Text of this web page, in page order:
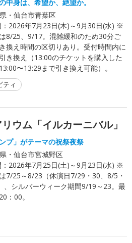
中身は、希望か、絶望か。
・仙台市青葉区
2026年7月23日(木)～9月30日(水) ※
8/25、9/17。混雑緩和のため30分ご
換え時間の区切りあり。受付時間内に
き換え（13:00のチケットを購入した
〜13:29まで引き換え可能）。
ティ
ウム「イルカーニバル」
ンプ」がテーマの祝祭夜祭
・仙台市宮城野区
2026年7月25日(土)～9月23日(水) ※
7/25～8/23（休演日7/29・30、8/5・
、シルバーウィーク期間9/19～23。最
：00。